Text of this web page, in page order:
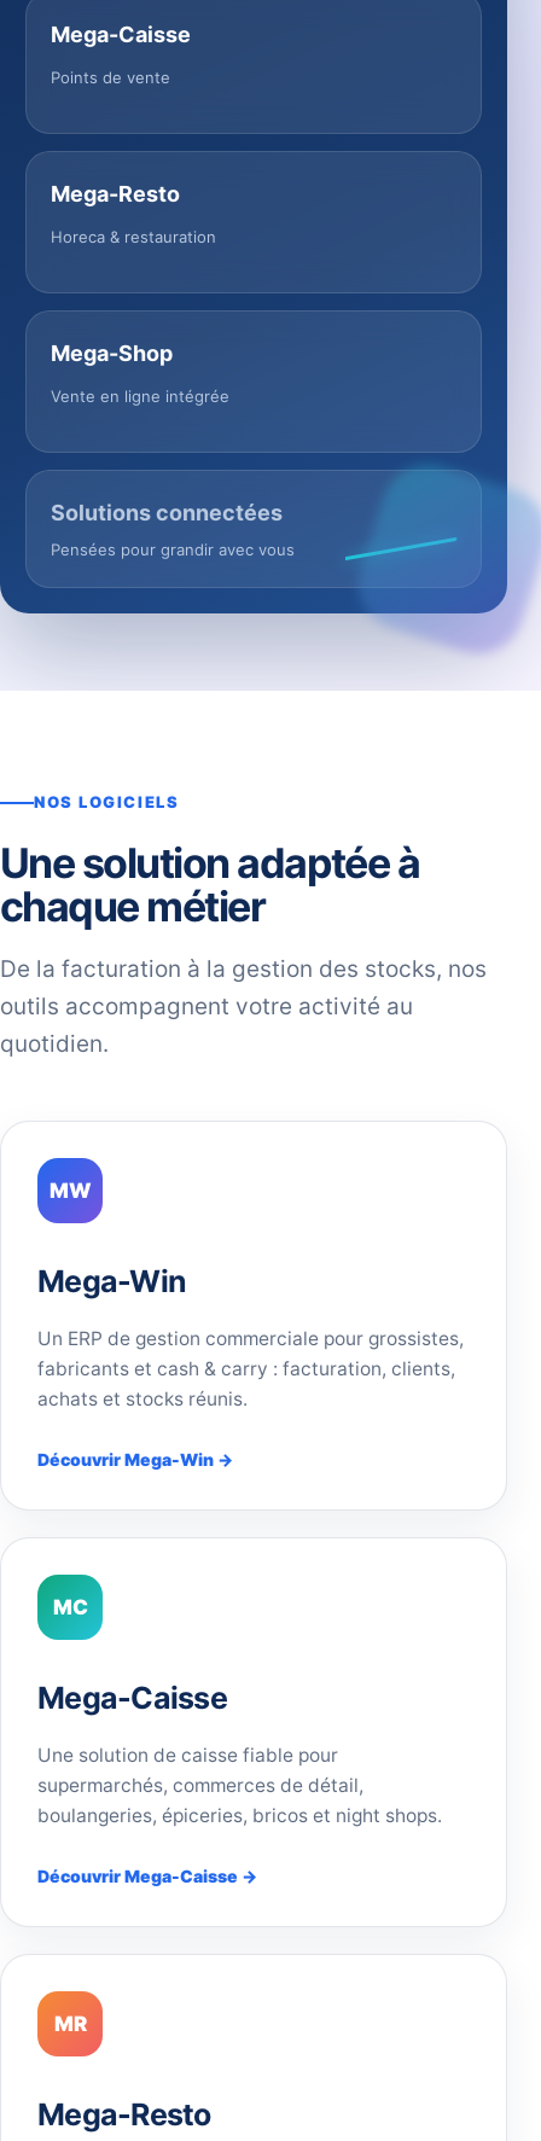
Mega-Caisse
Points de vente
Mega-Resto
Horeca & restauration
Mega-Shop
Vente en ligne intégrée
Solutions connectées
Pensées pour grandir avec vous
NOS LOGICIELS
Une solution adaptée à
chaque métier
De la facturation à la gestion des stocks, nos
outils accompagnent votre activité au
quotidien.
MW
Mega-Win
Un ERP de gestion commerciale pour grossistes,
fabricants et cash & carry : facturation, clients,
achats et stocks réunis.
Découvrir Mega-Win →
MC
Mega-Caisse
Une solution de caisse fiable pour
supermarchés, commerces de détail,
boulangeries, épiceries, bricos et night shops.
Découvrir Mega-Caisse →
MR
Mega-Resto